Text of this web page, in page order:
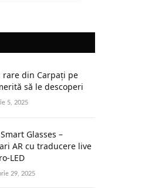
rare din Carpați pe
să le descoperi
5, 2025
Glasses –
AR cu traducere live
LED
29, 2025